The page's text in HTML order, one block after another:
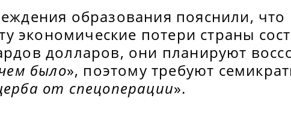
образования пояснили, что
экономические потери страны
долларов, они планируют
было», поэтому требуют
от спецоперации».